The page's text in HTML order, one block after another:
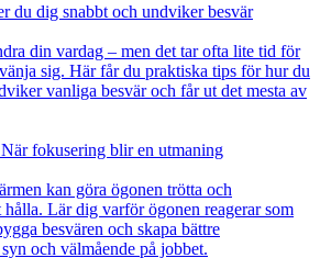
du dig snabbt och undviker besvär
din vardag – men det tar ofta lite tid för
sig. Här får du praktiska tips för hur du
vanliga besvär och får ut det mesta av
fokusering blir en utmaning
kan göra ögonen trötta och
Lär dig varför ögonen reagerar som
besvären och skapa bättre
och välmående på jobbet.